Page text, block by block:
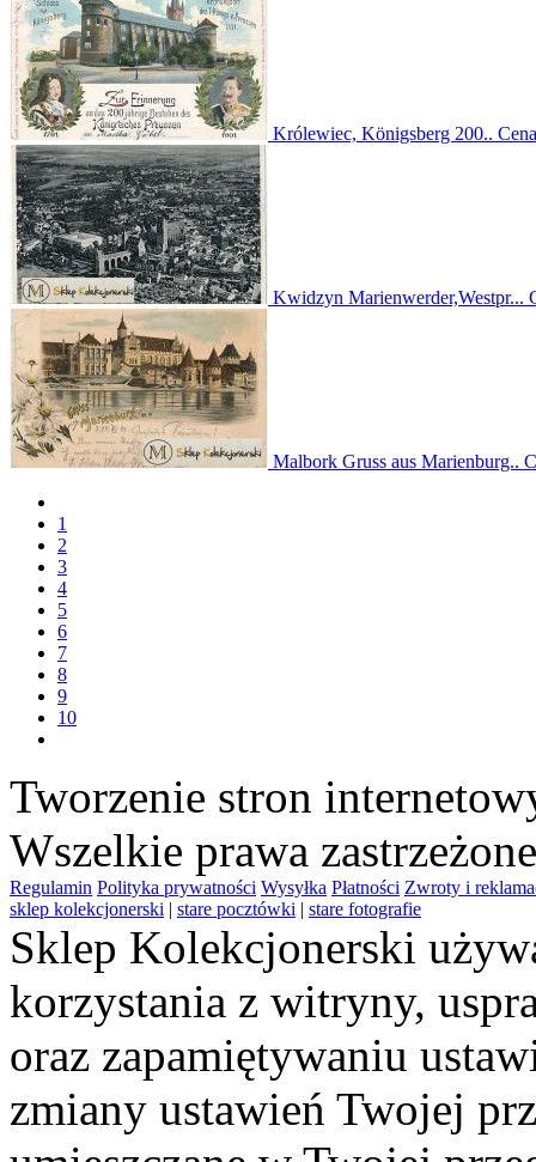
Królewiec, Königsberg 200..
Kwidzyn Marienwerder,Westpr...
Malbork Gruss aus Marienburg..
1
2
3
4
5
6
7
8
9
10
Tworzenie stron
Wszelkie prawa
Regulamin Polityka prywatności Wysyłka Płatności Zwroty i
sklep kolekcjonerski | stare pocztówki | stare fotografie
Sklep Kolekcjonerski
korzystania z witryny,
oraz zapamiętywaniu
zmiany ustawień Twojej